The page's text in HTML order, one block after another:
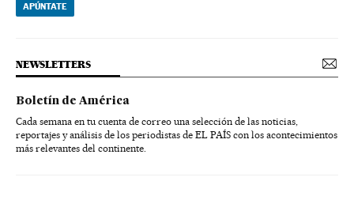
APÚNTATE
NEWSLETTERS
Boletín de América
Cada semana en tu cuenta de correo una selección de las noticias,
reportajes y análisis de los periodistas de EL PAÍS con los acontecimientos
más relevantes del continente.